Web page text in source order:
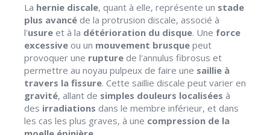
La hernie discale, quant à elle, représente un stade
plus avancé de la protrusion discale, associé à
l'usure et à la détérioration du disque. Une force
excessive ou un mouvement brusque peut
provoquer une rupture de l'annulus fibrosus et
permettre au noyau pulpeux de faire une saillie à
travers la fissure. Cette saillie discale peut varier en
gravité, allant de simples douleurs localisées à
des irradiations dans le membre inférieur, et dans
les cas les plus graves, à une compression de la